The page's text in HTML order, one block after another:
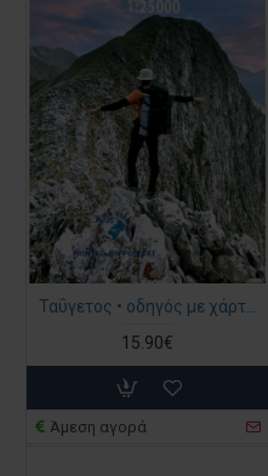
Ταΰγετος • οδηγός με χάρτη 1:25 000
15.90€
Άμεση αγορά